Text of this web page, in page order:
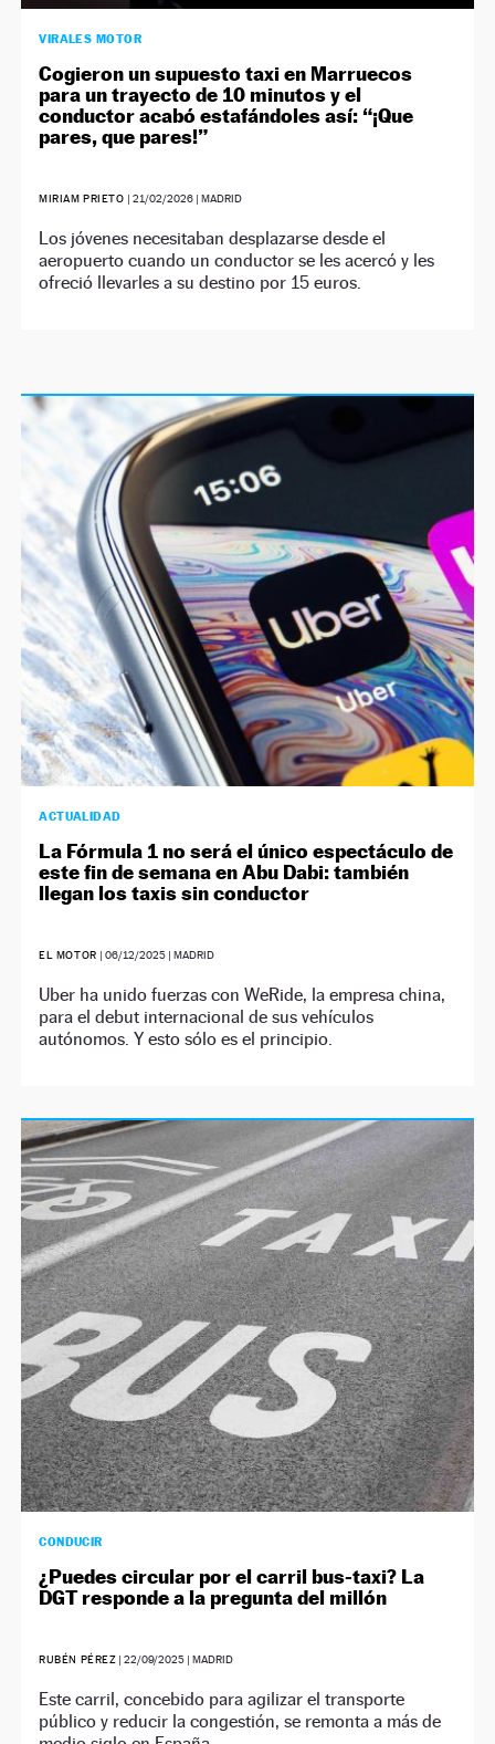
VIRALES MOTOR
Cogieron un supuesto taxi en Marruecos
para un trayecto de 10 minutos y el
conductor acabó estafándoles así: “¡Que
pares, que pares!”
MIRIAM PRIETO | 21/02/2026| MADRID
Los jóvenes necesitaban desplazarse desde el
aeropuerto cuando un conductor se les acercó y les
ofreció llevarles a su destino por 15 euros.
ACTUALIDAD
La Fórmula 1 no será el único espectáculo de
este fin de semana en Abu Dabi: también
llegan los taxis sin conductor
EL MOTOR | 06/12/2025| MADRID
Uber ha unido fuerzas con WeRide, la empresa china,
para el debut internacional de sus vehículos
autónomos. Y esto sólo es el principio.
CONDUCIR
¿Puedes circular por el carril bus-taxi? La
DGT responde a la pregunta del millón
RUBÉN PÉREZ |22/09/2025 | MADRID
Este carril, concebido para agilizar el transporte
público y reducir la congestión, se remonta a más de